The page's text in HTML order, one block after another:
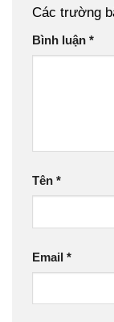
Các trường
Bình luận *
Tên *
Email *